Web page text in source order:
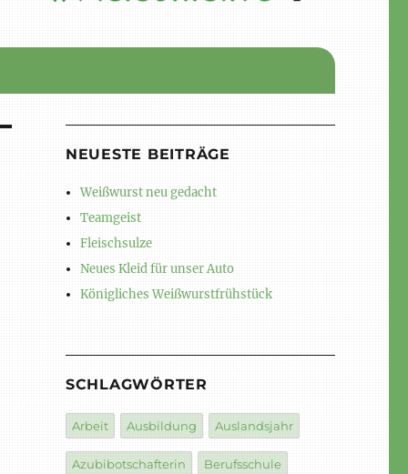
NEUESTE BEITRÄGE
Weißwurst neu gedacht
Teamgeist
Fleischsulze
Neues Kleid für unser Auto
Königliches Weißwurstfrühstück
SCHLAGWÖRTER
Arbeit Ausbildung Auslandsjahr
Azubibotschafterin Berufsschule